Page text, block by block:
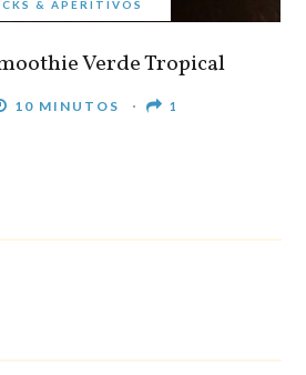
& APERITIVOS
Verde Tropical
10 MINUTOS 1